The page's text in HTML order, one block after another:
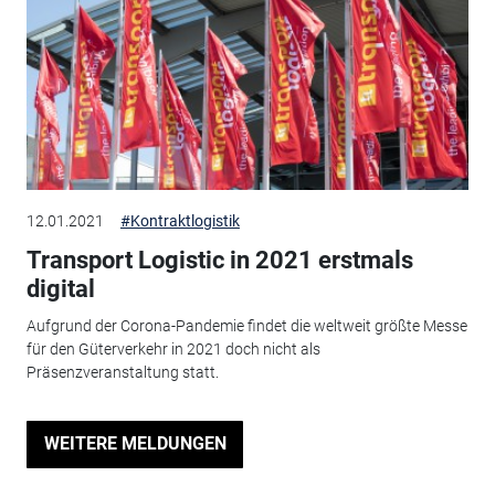
12.01.2021 #Kontraktlogistik
Transport Logistic in 2021 erstmals
digital
Aufgrund der Corona-Pandemie findet die weltweit größte Messe
für den Güterverkehr in 2021 doch nicht als
Präsenzveranstaltung statt.
WEITERE MELDUNGEN